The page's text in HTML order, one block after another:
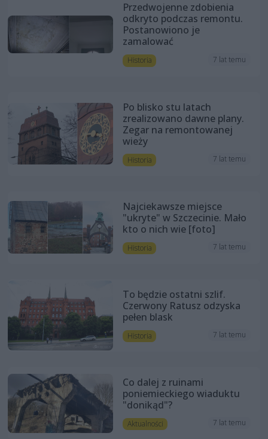
Przedwojenne zdobienia
odkryto podczas remontu.
Postanowiono je
zamalować
Historia 7 lat temu
Po blisko stu latach
zrealizowano dawne plany.
Zegar na remontowanej
wieży
Historia 7 lat temu
Najciekawsze miejsce
"ukryte" w Szczecinie. Mało
kto o nich wie [foto]
Historia 7 lat temu
To będzie ostatni szlif.
Czerwony Ratusz odzyska
pełen blask
Historia 7 lat temu
Co dalej z ruinami
poniemieckiego wiaduktu
"donikąd"?
Aktualności 7 lat temu